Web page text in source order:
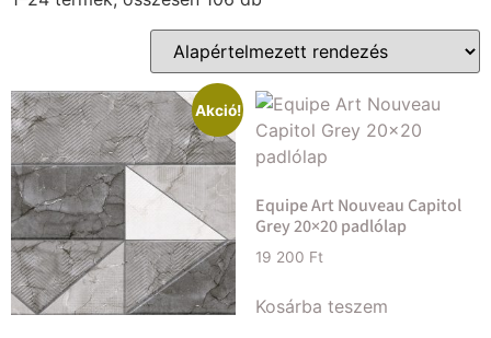
Akció!
Equipe Art Nouveau Capitol
Grey 20×20 padlólap
19 200 Ft
Kosárba teszem